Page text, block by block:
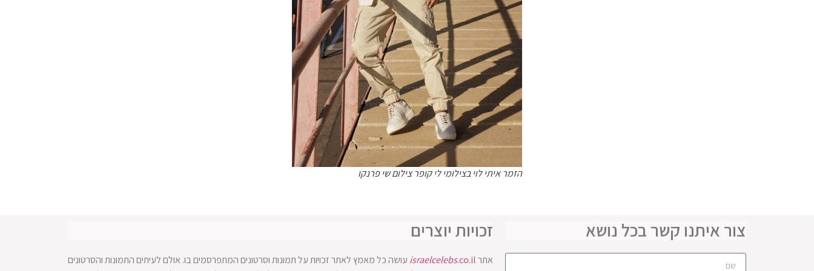
הזמר איתי לוי בצילומי לי קופר צילום שי פרנקו
צור איתנו קשר בכל נושא זכויות יוצרים
אתר israelcelebs.co.il
עושה כל מאמץ לאתר זכויות על תמונות וסרטונים המתפרסמים בו. אולם לעיתים התמונות והסרטונים